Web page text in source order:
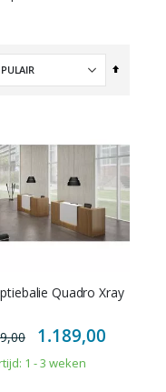
Van
sorteren
Quadro Xray
Special
Price
1.189,00
1 - 3 weken